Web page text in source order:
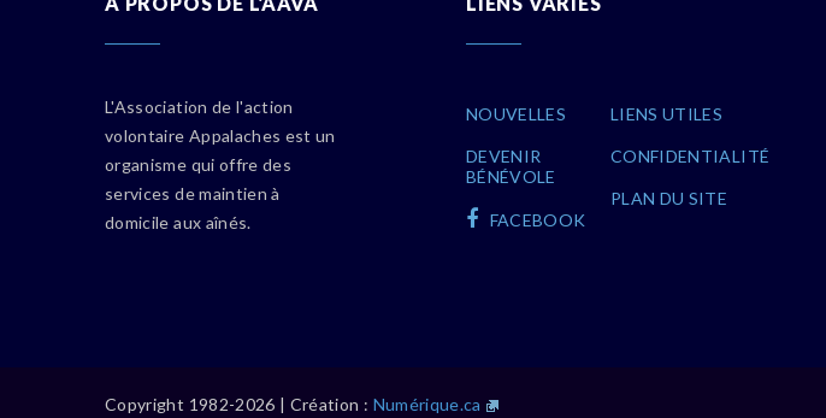
L'Association de l'action
volontaire Appalaches est un
organisme qui offre des
services de maintien à
domicile aux aînés.
NOUVELLES
DEVENIR
BÉNÉVOLE
FACEBOOK
LIENS UTILES
CONFIDENTIALITÉ
PLAN DU SITE
Copyright 1982-2026 | Création : Numérique.ca